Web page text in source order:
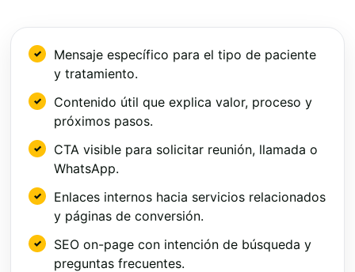
Mensaje específico para el tipo de paciente
y tratamiento.
Contenido útil que explica valor, proceso y
próximos pasos.
CTA visible para solicitar reunión, llamada o
WhatsApp.
Enlaces internos hacia servicios relacionados
y páginas de conversión.
SEO on-page con intención de búsqueda y
preguntas frecuentes.